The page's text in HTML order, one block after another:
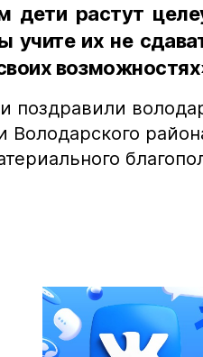
дети растут
учите их не
поздравили
Володарского